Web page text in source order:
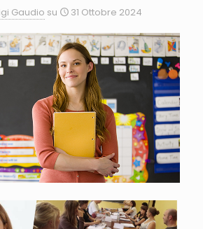
Gaudio su 31 Ottobre 2024